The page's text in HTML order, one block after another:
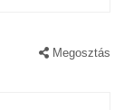
Megosztás